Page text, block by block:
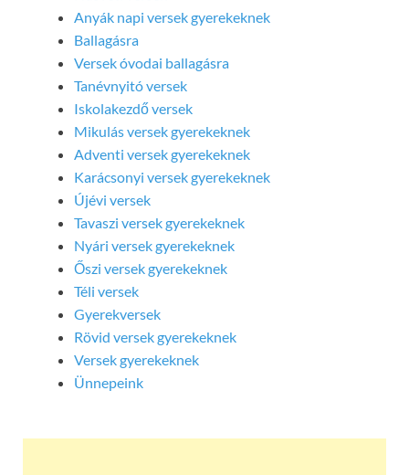
Anyák napi versek gyerekeknek
Ballagásra
Versek óvodai ballagásra
Tanévnyitó versek
Iskolakezdő versek
Mikulás versek gyerekeknek
Adventi versek gyerekeknek
Karácsonyi versek gyerekeknek
Újévi versek
Tavaszi versek gyerekeknek
Nyári versek gyerekeknek
Őszi versek gyerekeknek
Téli versek
Gyerekversek
Rövid versek gyerekeknek
Versek gyerekeknek
Ünnepeink